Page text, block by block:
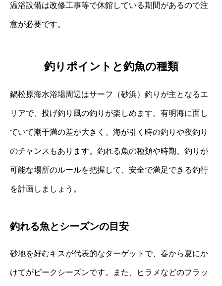
温浴設備は改修工事等で休館している期間があるので注
意が必要です。
釣りポイントと釣魚の種類
鍋松原海水浴場周辺はサーフ（砂浜）釣りが主となるエ
リアで、投げ釣り風の釣りが楽しめます。有明海に面し
ていて潮干満の差が大きく、海が引く時の釣りや夜釣り
のチャンスもあります。釣れる魚の種類や時期、釣りが
可能な場所のルールを把握して、安全で満足できる釣行
を計画しましょう。
釣れる魚とシーズンの目安
砂地を好むキスが代表的なターゲットで、春から夏にか
けてがピークシーズンです。また、ヒラメなどのフラッ